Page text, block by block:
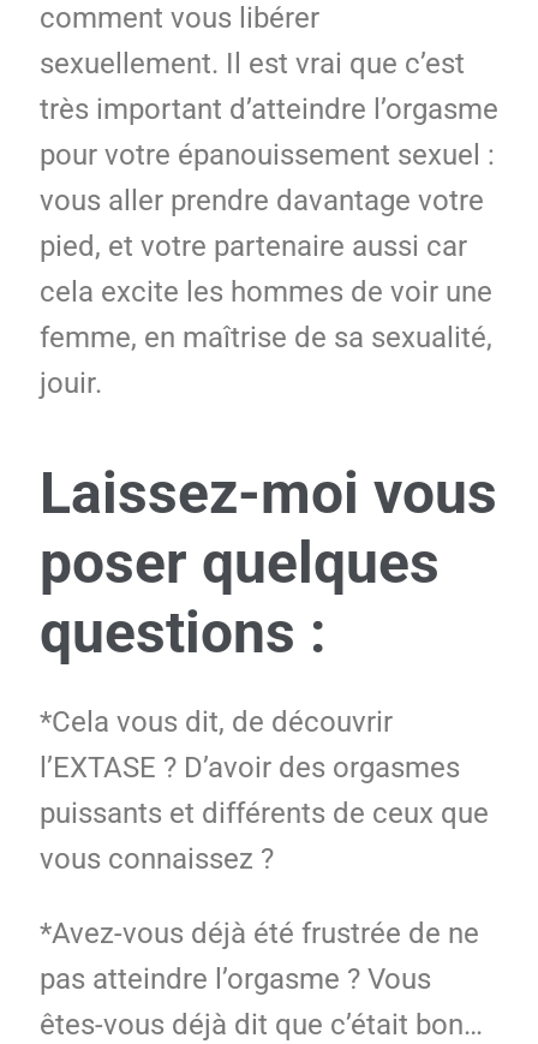
comment vous libérer
sexuellement. Il est vrai que c’est
très important d’atteindre l’orgasme
pour votre épanouissement sexuel :
vous aller prendre davantage votre
pied, et votre partenaire aussi car
cela excite les hommes de voir une
femme, en maîtrise de sa sexualité,
jouir.
Laissez-moi vous
poser quelques
questions :
*Cela vous dit, de découvrir
l’EXTASE ? D’avoir des orgasmes
puissants et différents de ceux que
vous connaissez ?
*Avez-vous déjà été frustrée de ne
pas atteindre l’orgasme ? Vous
êtes-vous déjà dit que c’était bon…